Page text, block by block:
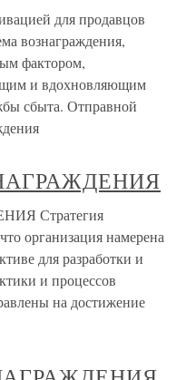
для продавцов
вознаграждения,
фактором,
и вдохновляющим
сбыта. Отправной
Стратегия
организация намерена
для разработки и
и процессов
на достижение